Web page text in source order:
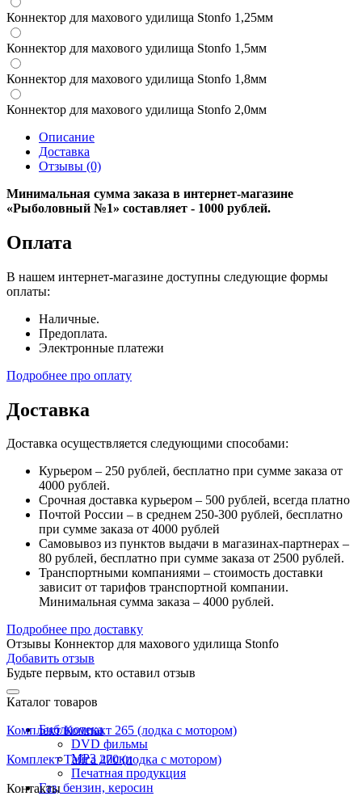
Коннектор для махового удилища Stonfo 1,25мм
Коннектор для махового удилища Stonfo 1,5мм
Коннектор для махового удилища Stonfo 1,8мм
Коннектор для махового удилища Stonfo 2,0мм
Описание
Доставка
Отзывы (0)
Минимальная сумма заказа в интернет-магазине
«Рыболовный №1» составляет - 1000 рублей.
Оплата
В нашем интернет-магазине доступны следующие формы
оплаты:
Наличные.
Предоплата.
Электронные платежи
Подробнее про оплату
Доставка
Доставка осуществляется следующими способами:
Курьером – 250 рублей, бесплатно при сумме заказа от
4000 рублей.
Срочная доставка курьером – 500 рублей, всегда платно
Почтой России – в среднем 250-300 рублей, бесплатно
при сумме заказа от 4000 рублей
Самовывоз из пунктов выдачи в магазинах-партнерах –
80 рублей, бесплатно при сумме заказа от 2500 рублей.
Транспортными компаниями – стоимость доставки
зависит от тарифов транспортной компании.
Минимальная сумма заказа – 4000 рублей.
Подробнее про доставку
Отзывы Коннектор для махового удилища Stonfo
Добавить отзыв
Будьте первым, кто оставил отзыв
Каталог товаров
Библиотека
DVD фильмы
MP3 диски
Печатная продукция
Газ, бензин, керосин
Комплект Компакт 265 (лодка с мотором)
Комплект Тайга 270 (лодка с мотором)
Контакты